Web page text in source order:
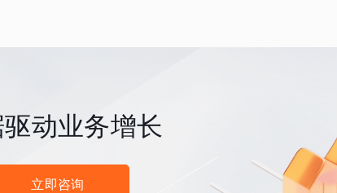
动业务增长
立即咨询